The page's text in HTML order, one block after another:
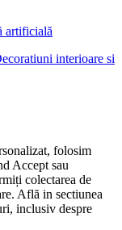
artificială
interioare si
folosim
Accept sau
colectarea de
Află in sectiunea
inclusiv despre